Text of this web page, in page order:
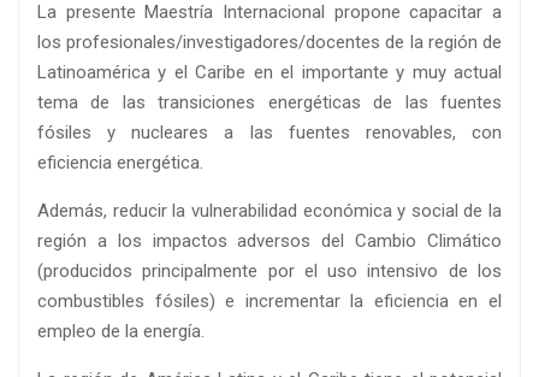
La presente Maestría Internacional propone capacitar a
los profesionales/investigadores/docentes de la región de
Latinoamérica y el Caribe en el importante y muy actual
tema de las transiciones energéticas de las fuentes
fósiles y nucleares a las fuentes renovables, con
eficiencia energética.
Además, reducir la vulnerabilidad económica y social de la
región a los impactos adversos del Cambio Climático
(producidos principalmente por el uso intensivo de los
combustibles fósiles) e incrementar la eficiencia en el
empleo de la energía.